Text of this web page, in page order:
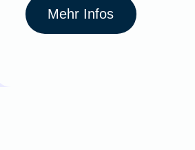
Mehr Infos